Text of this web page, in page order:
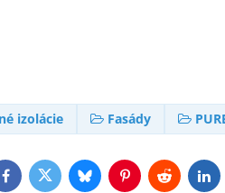
izolácie Fasády
FacebookTwitterBlueskyPinterestReddit